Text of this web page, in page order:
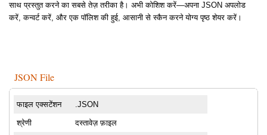
साथ प्रस्तुत करने का सबसे तेज़ तरीका है। अभी कोशिश करें—अपना JSON अपलोड
करें, कन्वर्ट करें, और एक पॉलिश की हुई, आसानी से स्कैन करने योग्य पृष्ठ शेयर करें।
JSON File
फाइल एक्सटेंशन .JSON
श्रेणी दस्तावेज़ फ़ाइल